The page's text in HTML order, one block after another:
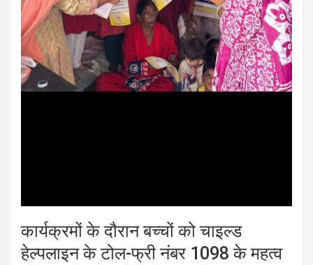
कार्यक्रमों के दौरान बच्चों को चाइल्ड
हेल्पलाइन के टोल-फ्री नंबर 1098 के महत्व